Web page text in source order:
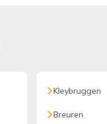
Kleybruggen
Breuren